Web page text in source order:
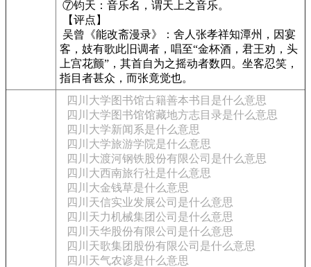
⑦钧天：音乐名，谓天上之音乐。
【评点】
吴曾《能改斋漫录》：舍人张孝祥知潭州，因宴
客，妓有歌此旧调者，唱至“金杯酒，君王劝，头
上宫花颤”，其首自为之摇动者数四。坐客忍笑，
指目者甚众，而张竟觉也。
四川大学图书馆古籍善本书目是什么意思
四川大学图书馆馆藏地方志目录是什么意思
四川大学新闻系是什么意思
四川大学旅游学院是什么意思
四川大渡河钢铁股份有限公司是什么意思
四川大西南旅行社是什么意思
四川大金钱草是什么意思
四川天信实业发展公司是什么意思
四川天力机械集团公司是什么意思
四川天华股份有限公司是什么意思
四川天歌集团股份有限公司是什么意思
四川天气农谚是什么意思